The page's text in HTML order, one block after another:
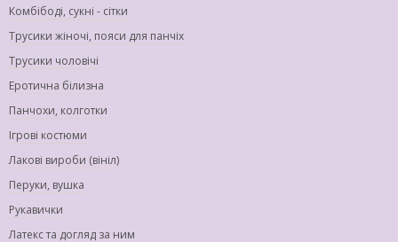
Комбібоді, сукні - сітки
Трусики жіночі, пояси для панчіх
Трусики чоловічі
Еротична білизна
Панчохи, колготки
Ігрові костюми
Лакові вироби (вініл)
Перуки, вушка
Рукавички
Латекс та догляд за ним